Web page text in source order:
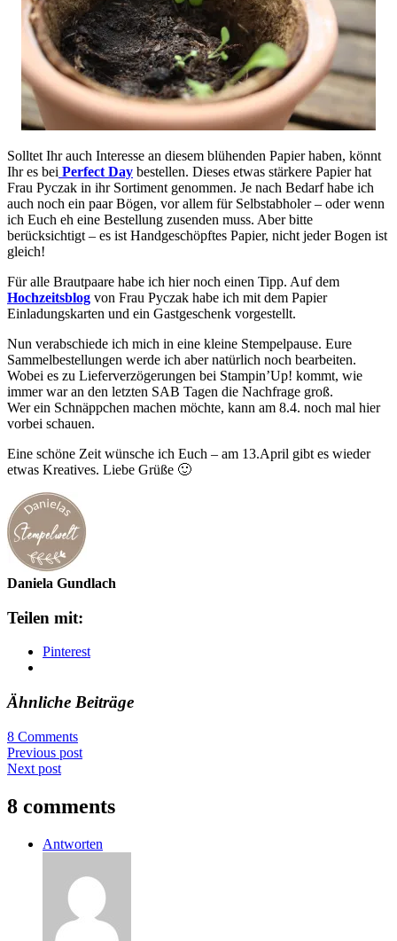
Solltet Ihr auch Interesse an diesem blühenden Papier haben, könnt
Ihr es bei Perfect Day bestellen. Dieses etwas stärkere Papier hat
Frau Pyczak in ihr Sortiment genommen. Je nach Bedarf habe ich
auch noch ein paar Bögen, vor allem für Selbstabholer – oder wenn
ich Euch eh eine Bestellung zusenden muss. Aber bitte
berücksichtigt – es ist Handgeschöpftes Papier, nicht jeder Bogen ist
gleich!
Für alle Brautpaare habe ich hier noch einen Tipp. Auf dem
Hochzeitsblog von Frau Pyczak habe ich mit dem Papier
Einladungskarten und ein Gastgeschenk vorgestellt.
Nun verabschiede ich mich in eine kleine Stempelpause. Eure
Sammelbestellungen werde ich aber natürlich noch bearbeiten.
Wobei es zu Lieferverzögerungen bei Stampin’Up! kommt, wie
immer war an den letzten SAB Tagen die Nachfrage groß.
Wer ein Schnäppchen machen möchte, kann am 8.4. noch mal hier
vorbei schauen.
Eine schöne Zeit wünsche ich Euch – am 13.April gibt es wieder
etwas Kreatives. Liebe Grüße 🙂
Daniela Gundlach
Teilen mit:
Pinterest
Ähnliche Beiträge
8 Comments
Previous post
Next post
8 comments
Antworten